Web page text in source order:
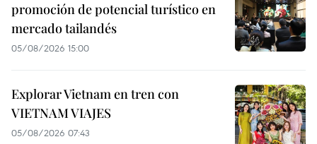
promoción de potencial turístico en
mercado tailandés
05/08/2026 15:00
Explorar Vietnam en tren con
VIETNAM VIAJES
05/08/2026 07:43